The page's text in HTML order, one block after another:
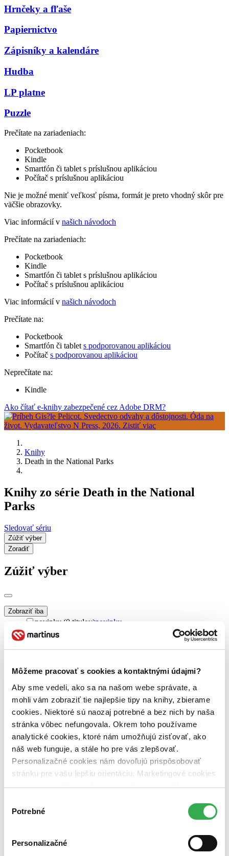
Môžeme pracovať s cookies a kontaktnými údajmi?
Aby sme vedeli, ako sa na našom webe správate, a
mohli vám zobraziť tie najlepšie tipy na knihy, zbierame
cookies. Niektoré sú naozaj potrebné a bez nich by naša
stránka vôbec nefungovala. Okrem toho používame
analytické cookies, ktoré nám umožňujú zisťovať, ako
náš web funguje, a stále ho pre vás zlepšovať.
Personalizačné cookies nám dovoľujú prispôsobovať
stránku pre vašu lepšiu orientáciu. Marketingové cookies
nám zas umožňujú zobrazenie relevantnej reklamy.
nám pomohlo, keby sme mohli používať všetky tieto
súhlasu
Potrebné
Personalizačné
Hrnčeky a fľaše
Papiernictvo
Zápisníky a kalendáre
Hudba
LP platne
Puzzle
Prečítate na zariadeniach:
Pocketbook
Kindle
Smartfón či tablet s príslušnou aplikáciou
Počítač s príslušnou aplikáciou
Nie je možné meniť veľkosť písma, formát je preto vhodný skôr pre
väčšie obrazovky.
Viac informácií v našich návodoch
Prečítate na zariadeniach:
Pocketbook
Kindle
Smartfón či tablet s príslušnou aplikáciou
Počítač s príslušnou aplikáciou
Viac informácií v našich návodoch
Prečítate na:
Pocketbook
Smartfón či tablet s podporovanou aplikáciou
Počítač s podporovanou aplikáciou
Neprečítate na:
Kindle
Ako čítať e-knihy zabezpečené cez Adobe DRM?
Knihy
Death in the National Parks
Knihy zo série Death in the National
Parks
Sledovať sériu
Zúžiť výber
Zoradiť
Zúžiť výber
Zobraziť iba
novinky (0 titulov)novinky
zľavnené tituly (0 titulov)
Dostupnosť
predpredaj (0 titulov)predpredaj
dostupná (bez vypredaných) (0 titulov)dostupná (bez
vypredaných)
nová
čítaná (0 titulov)čítaná
čítaná - výborný stav (0 titulov)čítaná - výborný stav
čítaná - mierne opotrebovaná (0 titulov)čítaná - mierne
opotrebovaná
čítané verzie vypredaných kníh (0 titulov) čítané verzie
vypredaných kníh
Zúžiť výber